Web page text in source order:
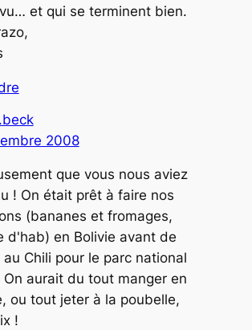
et qui se terminent bien.
2008
que vous nous aviez
! On était prêt à faire nos
(bananes et fromages,
d'hab) en Bolivie avant de
au Chili pour le parc national
On aurait du tout manger en
ou tout jeter à la poubelle,
!